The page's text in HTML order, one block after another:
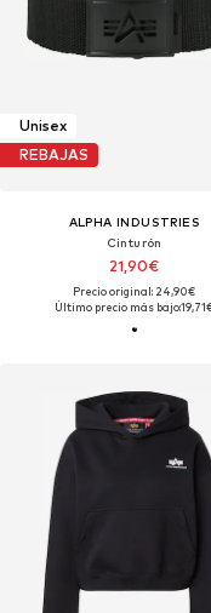
Unisex
REBAJAS
ALPHA INDUSTRIES
Cinturón
21,90€
Precio original: 24,90€
Último precio más bajo: